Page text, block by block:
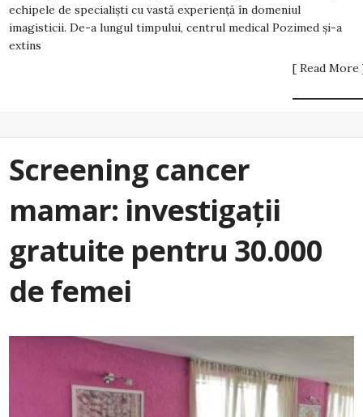
echipele de specialiști cu vastă experiență în domeniul
imagisticii. De-a lungul timpului, centrul medical Pozimed și-a
extins
[ Read More
Screening cancer
mamar: investigații
gratuite pentru 30.000
de femei